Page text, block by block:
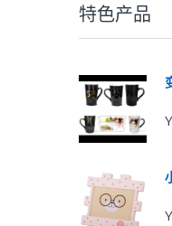
特色产品